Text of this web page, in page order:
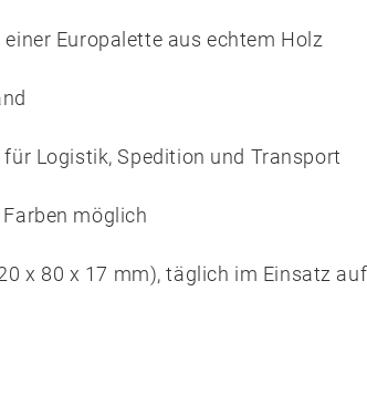
Europalette aus echtem Holz
Logistik, Spedition und Transport
möglich
x 80 x 17 mm), täglich im Einsatz